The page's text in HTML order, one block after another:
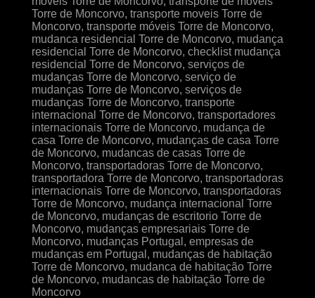
Torre de Moncorvo, transporte moveis Torre de
Moncorvo, transporte móveis Torre de Moncorvo,
mudanca residencial Torre de Moncorvo, mudança
residencial Torre de Moncorvo, checklist mudança
residencial Torre de Moncorvo, serviços de
mudanças Torre de Moncorvo, serviço de
mudanças Torre de Moncorvo, serviços de
mudanças Torre de Moncorvo, transporte
internacional Torre de Moncorvo, transportadores
internacionais Torre de Moncorvo, mudança de
casa Torre de Moncorvo, mudanças de casa Torre
de Moncorvo, mudancas de casas Torre de
Moncorvo, transportadoras Torre de Moncorvo,
transportadora Torre de Moncorvo, transportadoras
internacionais Torre de Moncorvo, transportadoras
Torre de Moncorvo, mudança internacional Torre
de Moncorvo, mudanças de escritorio Torre de
Moncorvo, mudanças empresariais Torre de
Moncorvo, mudanças Portugal, empresas de
mudanças em Portugal, mudanças de habitação
Torre de Moncorvo, mudanca de habitação Torre
de Moncorvo, mudancas de habitação Torre de
Moncorvo